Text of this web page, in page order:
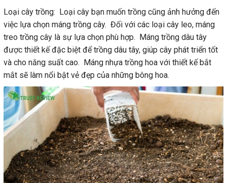
Loại cây trồng: Loại cây bạn muốn trồng cũng ảnh hưởng đến
việc lựa chọn máng trồng cây. Đối với các loại cây leo, máng
treo trồng cây là sự lựa chọn phù hợp. Máng trồng dâu tây
được thiết kế đặc biệt để trồng dâu tây, giúp cây phát triển tốt
và cho năng suất cao. Máng nhựa trồng hoa với thiết kế bắt
mắt sẽ làm nổi bật vẻ đẹp của những bông hoa.